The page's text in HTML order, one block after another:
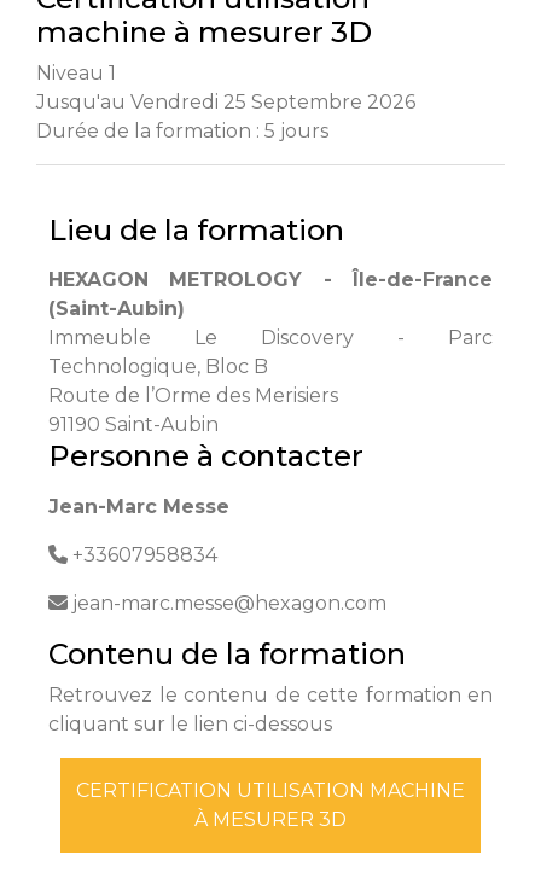
machine à mesurer 3D
Niveau 1
Jusqu'au Vendredi 25 Septembre 2026
Durée de la formation : 5 jours
Lieu de la formation
HEXAGON METROLOGY - Île-de-France
(Saint-Aubin)
Immeuble Le Discovery - Parc
Technologique, Bloc B
Route de l’Orme des Merisiers
91190 Saint-Aubin
Personne à contacter
Jean-Marc Messe
+33607958834
jean-marc.messe@hexagon.com
Contenu de la formation
Retrouvez le contenu de cette formation en
cliquant sur le lien ci-dessous
CERTIFICATION UTILISATION MACHINE
À MESURER 3D